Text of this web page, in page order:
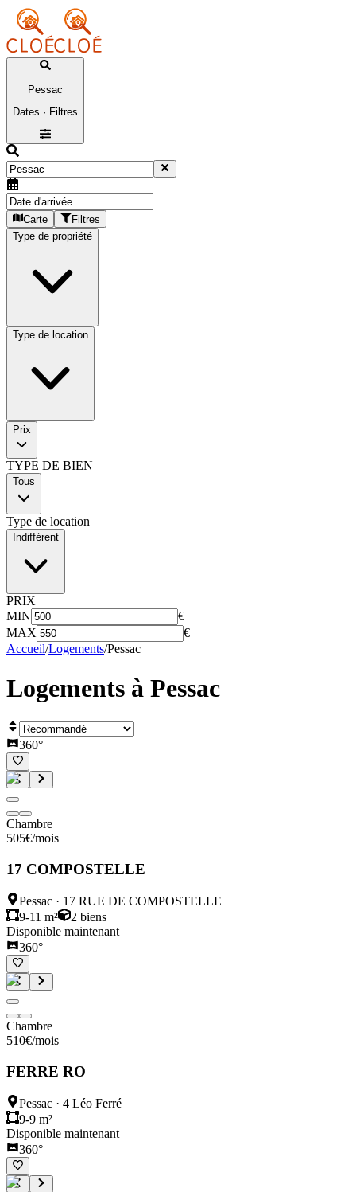
Pessac
Dates · Filtres
Carte
Filtres
Type de propriété
Type de location
Prix
TYPE DE BIEN
Tous
Type de location
Indifférent
PRIX
MIN
€
MAX
€
Accueil/Logements/Pessac
Logements à Pessac
360°
Chambre
505€/mois
17 COMPOSTELLE
Pessac · 17 RUE DE COMPOSTELLE
9-11 m²
2 biens
Disponible maintenant
360°
Chambre
510€/mois
FERRE RO
Pessac · 4 Léo Ferré
9-9 m²
Disponible maintenant
360°